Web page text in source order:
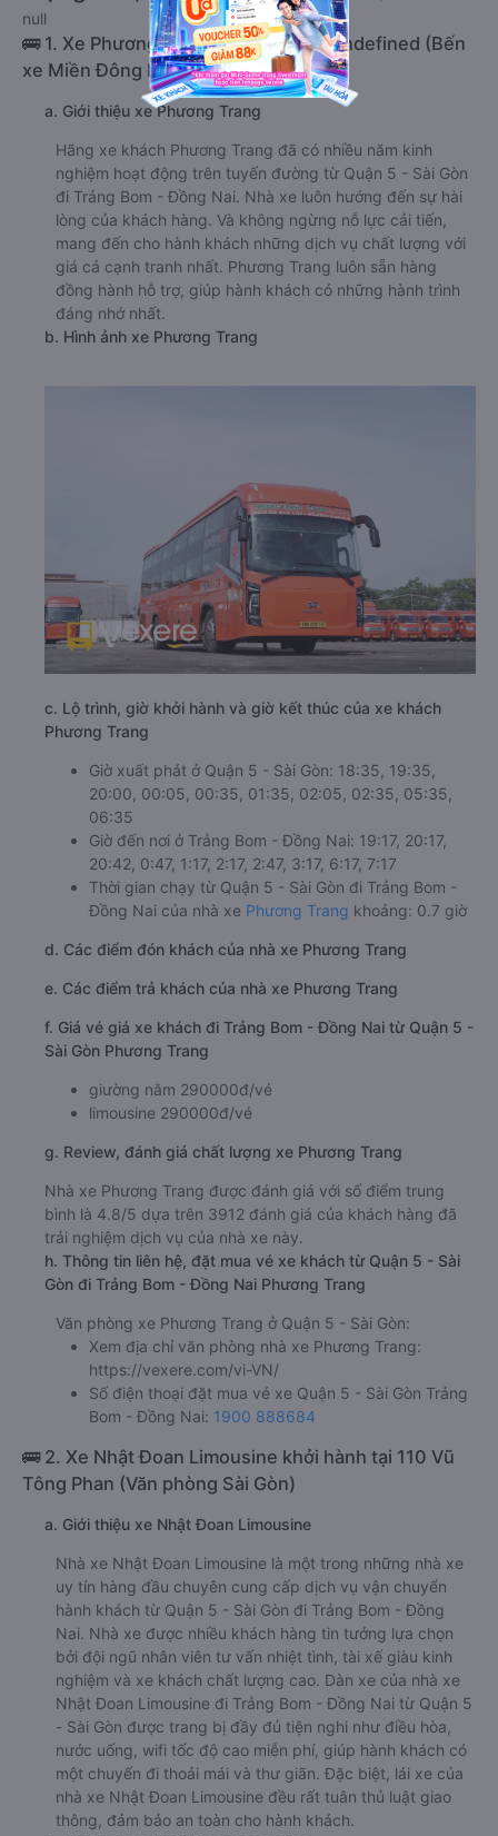
null
🚌 1. Xe Phương Trang khởi hành tại undefined (Bến
xe Miền Đông Mới)
a. Giới thiệu xe Phương Trang
Hãng xe khách Phương Trang đã có nhiều năm kinh
nghiệm hoạt động trên tuyến đường từ Quận 5 - Sài Gòn
đi Trảng Bom - Đồng Nai. Nhà xe luôn hướng đến sự hài
lòng của khách hàng. Và không ngừng nỗ lực cải tiến,
mang đến cho hành khách những dịch vụ chất lượng với
giá cả cạnh tranh nhất. Phương Trang luôn sẵn hàng
đồng hành hỗ trợ, giúp hành khách có những hành trình
đáng nhớ nhất.
b. Hình ảnh xe Phương Trang
c. Lộ trình, giờ khởi hành và giờ kết thúc của xe khách
Phương Trang
Giờ xuất phát ở Quận 5 - Sài Gòn: 18:35, 19:35,
20:00, 00:05, 00:35, 01:35, 02:05, 02:35, 05:35,
06:35
Giờ đến nơi ở Trảng Bom - Đồng Nai: 19:17, 20:17,
20:42, 0:47, 1:17, 2:17, 2:47, 3:17, 6:17, 7:17
Thời gian chạy từ Quận 5 - Sài Gòn đi Trảng Bom -
Đồng Nai của nhà xe Phương Trang khoảng: 0.7 giờ
d. Các điểm đón khách của nhà xe Phương Trang
e. Các điểm trả khách của nhà xe Phương Trang
f. Giá vé giá xe khách đi Trảng Bom - Đồng Nai từ Quận 5 -
Sài Gòn Phương Trang
giường nằm 290000đ/vé
limousine 290000đ/vé
g. Review, đánh giá chất lượng xe Phương Trang
Nhà xe Phương Trang được đánh giá với số điểm trung
bình là 4.8/5 dựa trên 3912 đánh giá của khách hàng đã
trải nghiệm dịch vụ của nhà xe này.
h. Thông tin liên hệ, đặt mua vé xe khách từ Quận 5 - Sài
Gòn đi Trảng Bom - Đồng Nai Phương Trang
Văn phòng xe Phương Trang ở Quận 5 - Sài Gòn:
Xem địa chỉ văn phòng nhà xe Phương Trang:
https://vexere.com/vi-VN/
Số điện thoại đặt mua vé xe Quận 5 - Sài Gòn Trảng
Bom - Đồng Nai: 1900 888684
🚌 2. Xe Nhật Đoan Limousine khởi hành tại 110 Vũ
Tông Phan (Văn phòng Sài Gòn)
a. Giới thiệu xe Nhật Đoan Limousine
Nhà xe Nhật Đoan Limousine là một trong những nhà xe
uy tín hàng đầu chuyên cung cấp dịch vụ vận chuyển
hành khách từ Quận 5 - Sài Gòn đi Trảng Bom - Đồng
Nai. Nhà xe được nhiều khách hàng tin tưởng lựa chọn
bởi đội ngũ nhân viên tư vấn nhiệt tình, tài xế giàu kinh
nghiệm và xe khách chất lượng cao. Dàn xe của nhà xe
Nhật Đoan Limousine đi Trảng Bom - Đồng Nai từ Quận 5
- Sài Gòn được trang bị đầy đủ tiện nghi như điều hòa,
nước uống, wifi tốc độ cao miễn phí, giúp hành khách có
một chuyến đi thoải mái và thư giãn. Đặc biệt, lái xe của
nhà xe Nhật Đoan Limousine đều rất tuân thủ luật giao
thông, đảm bảo an toàn cho hành khách.